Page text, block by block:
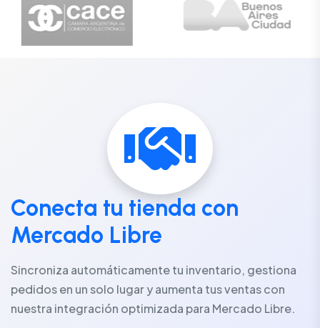
Conecta tu tienda con
Mercado Libre
Sincroniza automáticamente tu inventario, gestiona
pedidos en un solo lugar y aumenta tus ventas con
nuestra integración optimizada para Mercado Libre.